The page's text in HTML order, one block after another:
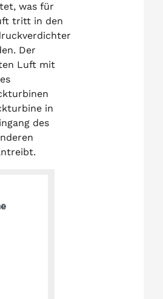
was für
tritt in den
Der
Luft mit
in
des